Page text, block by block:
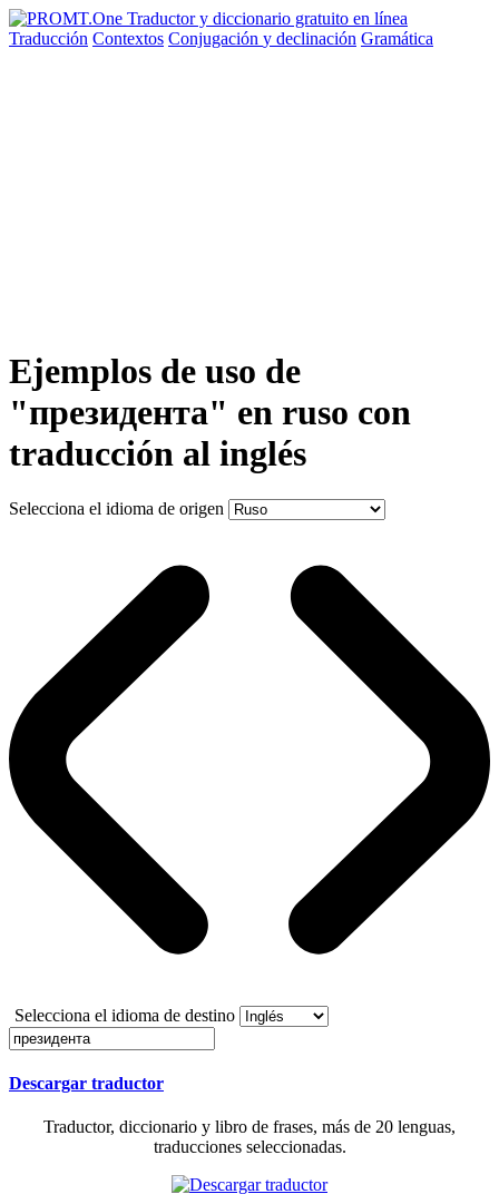
Traducción Contextos Conjugación y declinación Gramática
Ejemplos de uso de
"президента" en ruso con
traducción al inglés
Selecciona el idioma de origen
Selecciona el idioma de destino
Descargar traductor
Traductor, diccionario y libro de frases, más de 20 lenguas,
traducciones seleccionadas.